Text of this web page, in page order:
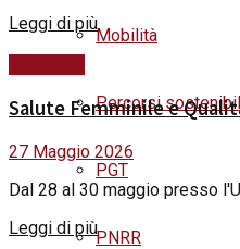
Mobilità
Percorsi
PGT
PNRR
Leggi di piùDetails
Salute Femminile e
27 Maggio 2026
Dal 28 al 30 maggio presso
Leggi di piùDetails